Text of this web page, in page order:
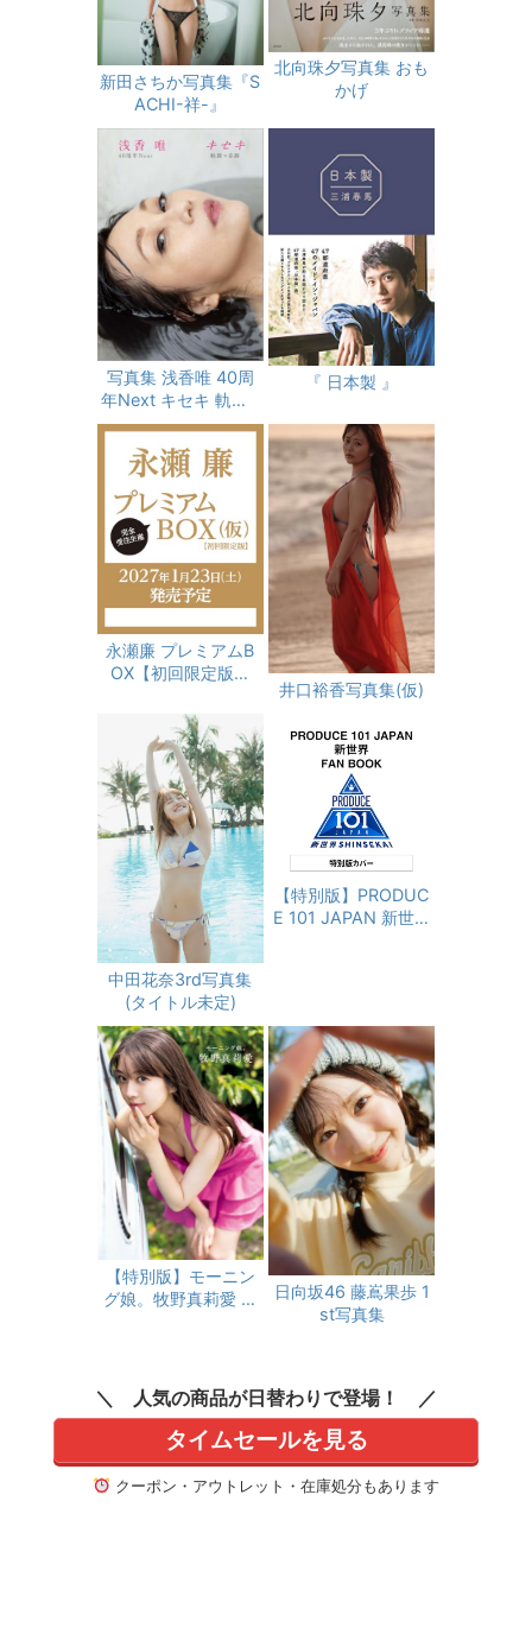
新田さちか写真集『S
ACHI-祥-』
北向珠夕写真集 おも
かげ
写真集 浅香唯 40周
年Next キセキ 軌跡×
奇跡
『 日本製 』
永瀬廉 プレミアムB
OX【初回限定版】
井口裕香写真集(仮)
中田花奈3rd写真集
(タイトル未定)
【特別版】PRODUC
E 101 JAPAN 新世界
【特別版】モーニン
グ娘。牧野真莉愛 ラ
日向坂46 藤嶌果歩 1
st写真集
人気の商品が日替わりで登場！
タイムセールを見る
クーポン・アウトレット・在庫処分もあります